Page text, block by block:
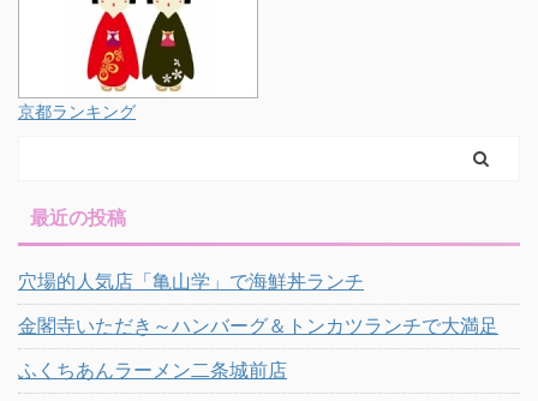
京都ランキング
最近の投稿
穴場的人気店「亀山学」で海鮮丼ランチ
金閣寺いただき～ハンバーグ＆トンカツランチで大満足
ふくちあんラーメン二条城前店